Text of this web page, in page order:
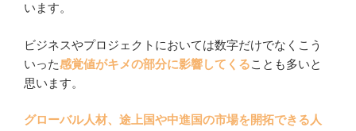
います。
ビジネスやプロジェクトにおいては数字だけでなくこう
いった感覚値がキメの部分に影響してくることも多いと
思います。
グローバル人材、途上国や中進国の市場を開拓できる人